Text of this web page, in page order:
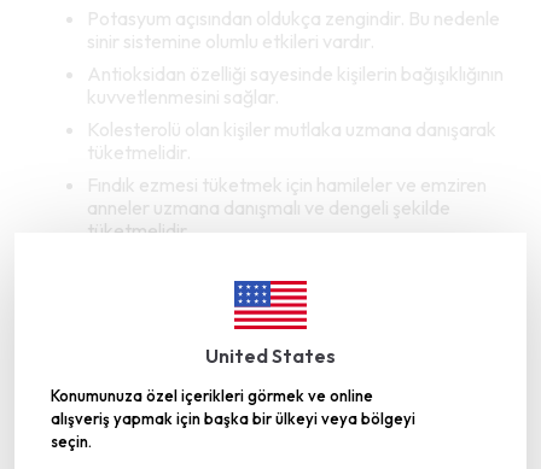
United States
Konumunuza özel içerikleri görmek ve online
alışveriş yapmak için başka bir ülkeyi veya bölgeyi
seçin.
Potasyum açısından oldukça zengindir. Bu nedenle
sinir sistemine olumlu etkileri vardır.
Antioksidan özelliği sayesinde kişilerin bağışıklığının
kuvvetlenmesini sağlar.
Kolesterolü olan kişiler mutlaka uzmana danışarak
tüketmelidir.
Fındık ezmesi tüketmek için hamileler ve emziren
anneler uzmana danışmalı ve dengeli şekilde
tüketmelidir.
oluşumunu destekler.
Fındık Ezmesi Nasıl Yapılır?
Kabuksuz organik fındıklarının öncelikle iç kısımları çıkartılır.
Fındık içlerinin renkleri kızarıncaya kadar tavada
kavrulmalıdır. Kavurma işleminde yağının çıkarılması püf
noktasıdır. Yağı çıkarılan fındıklar robota alınmalı ve un gibi